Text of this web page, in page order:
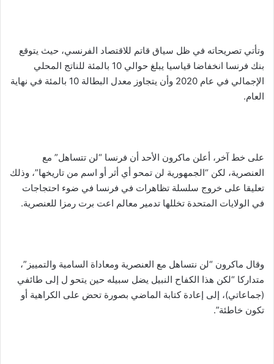
وتأتي تصريحاته في ظل سياق قاتم للاقتصاد الفرنسي، حيث يتوقع
بنك فرنسا انخفاضا قياسيا يبلغ حوالي 10 بالمئة للناتج المحلي
الإجمالي في عام 2020 وأن يتجاوز معدل البطالة 10 بالمئة في نهاية
العام.
على خط آخر، أعلن ماكرون الأحد أن فرنسا “لن تتساهل” مع
العنصرية، لكن “الجمهورية لن تمحو أي أثر أو اسم من تاريخها”، وذلك
تعليقا على خروج سلسلة تظاهرات في فرنسا في ضوء احتجاجات
في الولايات المتحدة تخللها تدمير معالم اعت برت رمزا للعنصرية.
وقال ماكرون “لن نتساهل مع العنصرية ومعاداة السامية والتمييز”،
متداركا “لكن هذا الكفاح النبيل يضل سبيله حين يتحو ل إلى طائفي
(جماعاتي)، إلى إعادة كتابة الماضي بصورة تحض على الكراهية أو
تكون خاطئة”.